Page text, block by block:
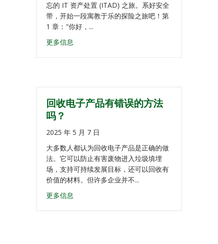
忘的 IT 资产处置 (ITAD) 之旅。系好安全
带，开始一段寓教于乐的探险之旅吧！第
1 章："你好，...
更多信息
回收电子产品有错误的方法
吗？
2025 年 5 月 7 日
大多数人都认为回收电子产品是正确的做
法。它可以防止有害废物进入垃圾填埋
场，支持可持续发展目标，还可以回收有
价值的材料。但许多企业并不...
更多信息